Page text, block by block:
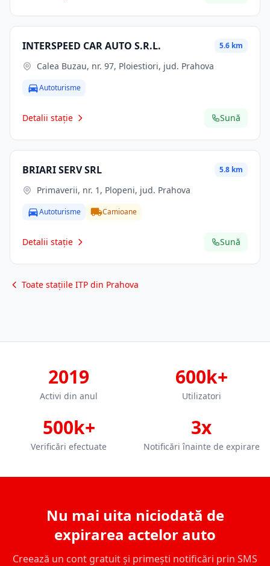
INTERSPEED CAR AUTO S.R.L. 5.6 km
Calea Buzau, nr. 97, Ploiestiori, jud. Prahova
Autoturisme
Detalii stație Sună
BRIARI SERV SRL 5.8 km
Primaverii, nr. 1, Plopeni, jud. Prahova
Autoturisme Camioane
Detalii stație Sună
Toate stațiile ITP din Prahova
2019
Activi din anul
600k+
Utilizatori
500k+
Verificări efectuate
3x
Notificări înainte de expirare
Nu mai uita niciodată de
expirarea actelor auto
Creează un cont gratuit și primești notificări prin SMS